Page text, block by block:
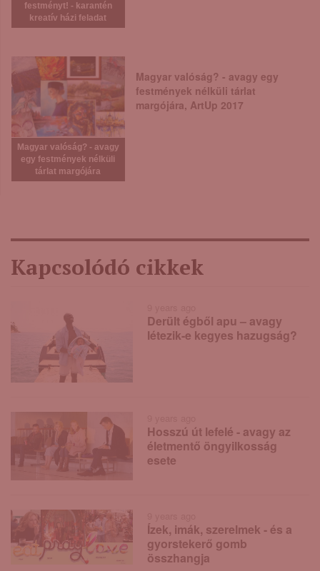
festményt! - karantén
kreatív házi feladat
Magyar valóság? - avagy
egy festmények nélküli
tárlat margójára
Magyar valóság? - avagy egy
festmények nélküli tárlat
margójára, ArtUp 2017
Kapcsolódó cikkek
Derült égből apu – avagy
létezik-e kegyes hazugság?
Hosszú út lefelé - avagy az
életmentő öngyilkosság
esete
Ízek, imák, szerelmek - és a
gyorstekerő gomb
összhangja